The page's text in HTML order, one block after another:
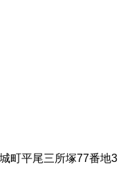
町平尾三所塚77番地3